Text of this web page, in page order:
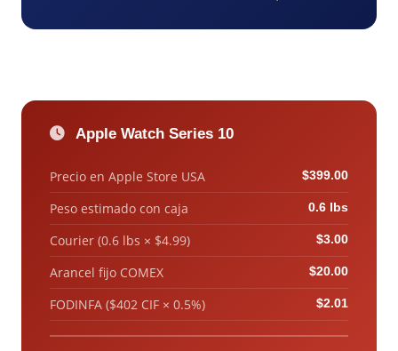
Apple Watch Series 10
Precio en Apple Store USA $399.00
Peso estimado con caja 0.6 lbs
Courier (0.6 lbs × $4.99) $3.00
Arancel fijo COMEX $20.00
FODINFA ($402 CIF × 0.5%) $2.01